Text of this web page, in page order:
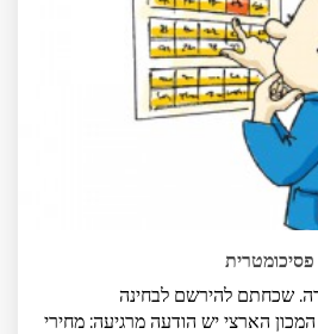
שכחתם להירשם לבחינה
הארצי יש הודעה מרגיעה: מחירי